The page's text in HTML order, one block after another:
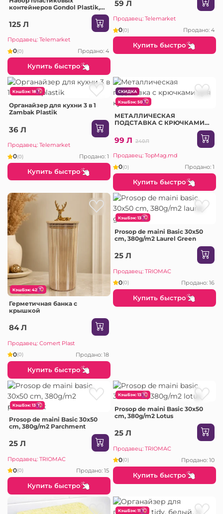
контейнеров Gondol Plastik,
герметичными крышками, 3
шт
125 Л
Продавец: Telemarket
0(0) Продано: 4
Купить быстро
59 Л
Продавец: Telemarket
0(0) Продано: 4
Купить быстро
КэшБэк: 18
Органайзер для кухни 3 в 1
Zambak Plastik
36 Л
Продавец: Telemarket
0(0) Продано: 1
Купить быстро
СКИДКА
КэшБэк: 50
МЕТАЛЛИЧЕСКАЯ
ПОДСТАВКА С КРЮЧКАМИ
99 Л 240Л
Продавец: TopMag.md
0(0) Продано: 1
Купить быстро
КэшБэк: 42
Герметичная банка с
крышкой
84 Л
Продавец: Comert Plast
0(0) Продано: 18
Купить быстро
КэшБэк: 13
Prosop de maini Basic 30x50
cm, 380g/m2 Laurel Green
25 Л
Продавец: TRIOMAC
0(0) Продано: 16
Купить быстро
КэшБэк: 13
Prosop de maini Basic 30x50
cm, 380g/m2 Parchment
25 Л
Продавец: TRIOMAC
0(0) Продано: 15
Купить быстро
КэшБэк: 13
Prosop de maini Basic 30x50
cm, 380g/m2 Lotus
25 Л
Продавец: TRIOMAC
0(0) Продано: 10
Купить быстро
КэшБэк: 11